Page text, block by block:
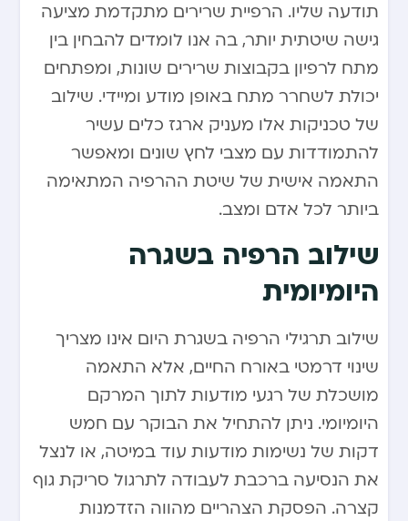
תודעה שליו. הרפיית שרירים מתקדמת מציעה
גישה שיטתית יותר, בה אנו לומדים להבחין בין
מתח לרפיון בקבוצות שרירים שונות, ומפתחים
יכולת לשחרר מתח באופן מודע ומיידי. שילוב
של טכניקות אלו מעניק ארגז כלים עשיר
להתמודדות עם מצבי לחץ שונים ומאפשר
התאמה אישית של שיטת ההרפיה המתאימה
ביותר לכל אדם ומצב.
שילוב הרפיה בשגרה
היומיומית
שילוב תרגילי הרפיה בשגרת היום אינו מצריך
שינוי דרמטי באורח החיים, אלא התאמה
מושכלת של רגעי מודעות לתוך המרקם
היומיומי. ניתן להתחיל את הבוקר עם חמש
דקות של נשימות מודעות עוד במיטה, או לנצל
את הנסיעה ברכבת לעבודה לתרגול סריקת גוף
קצרה. הפסקת הצהריים מהווה הזדמנות